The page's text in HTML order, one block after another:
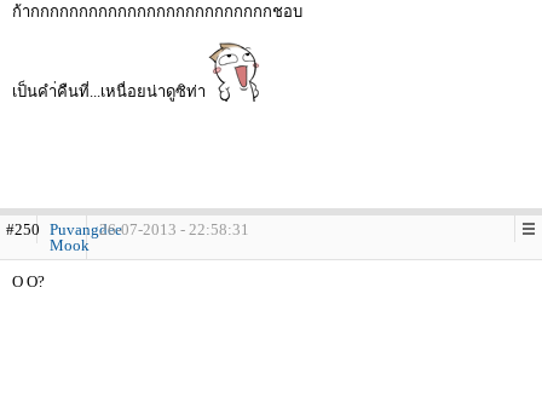
ก้ากกกกกกกกกกกกกกกกกกกกกกกกกชอบ
เป็นคำ่คืนที่...เหนื่อยน่าดูซิท่า
#250 Puvangdee
Mook
26-07-2013 - 22:58:31
O O?